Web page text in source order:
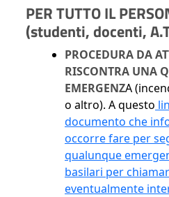
PER TUTTO IL
(studenti, docenti,
PROCEDURA DA
RISCONTRA UNA
EMERGENZA
o altro). A questo
documento che
occorre fare per
qualunque
basilari per
eventualmente